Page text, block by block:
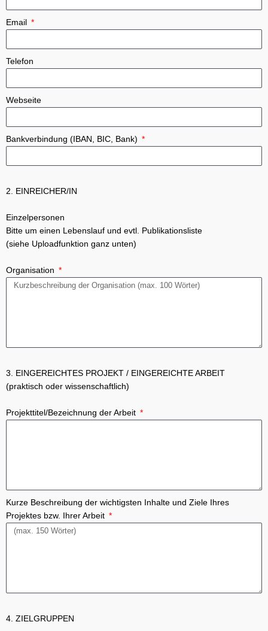
Email
Telefon
Webseite
Bankverbindung (IBAN, BIC, Bank)
2. EINREICHER/IN
Einzelpersonen
Bitte um einen Lebenslauf und evtl. Publikationsliste
(siehe Uploadfunktion ganz unten)
Organisation
3. EINGEREICHTES PROJEKT / EINGEREICHTE ARBEIT
(praktisch oder wissenschaftlich)
Projekttitel/Bezeichnung der Arbeit
Kurze Beschreibung der wichtigsten Inhalte und Ziele Ihres
Projektes bzw. Ihrer Arbeit
4. ZIELGRUPPEN